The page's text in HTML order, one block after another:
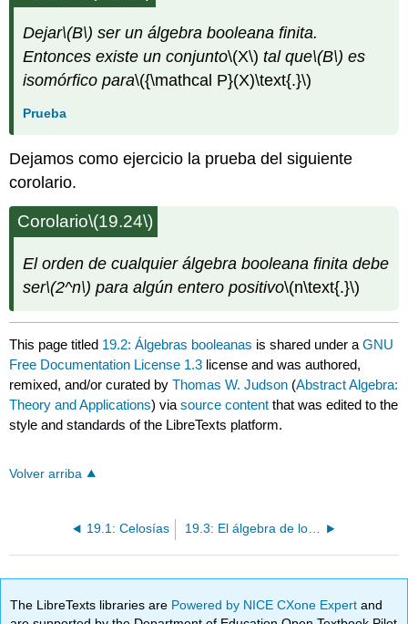
Dejar\(B\) ser un álgebra booleana finita.
Entonces existe un conjunto\(X\) tal que\(B\) es
isomórfico para\({\mathcal P}(X)\text{.}\)
Prueba
Dejamos como ejercicio la prueba del siguiente
corolario.
Corolario\(19.24\)
El orden de cualquier álgebra booleana finita debe
ser\(2^n\) para algún entero positivo\(n\text{.}\)
This page titled 19.2: Álgebras booleanas is shared under aGNU
Free Documentation License 1.3 license and was authored,
remixed, and/or curated byThomas W. Judson (Abstract Algebra:
Theory and Applications) viasource content that was edited to the
style and standards of the LibreTexts platform.
Volver arriba
19.1: Celosías 19.3: El álgebra de los circuitos eléctricos
The LibreTexts libraries are Powered by NICE CXone Expertand